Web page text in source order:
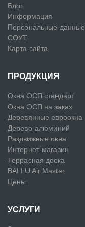
Блог
Информация
Персональные данные
СОУТ
Карта сайта
ПРОДУКЦИЯ
Окна ОСП стандарт
Окна ОСП на заказ
Деревянные евроокна
Дерево-алюминий
Раздвижные окна
Интернет-магазин
Террасная доска
BALLU Air Master
Цены
УСЛУГИ